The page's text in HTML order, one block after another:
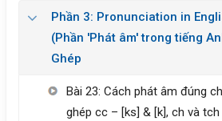
Phần 3: Pronunciation in
(Phần 'Phát âm' trong tiếng
Ghép
Bài 23: Cách phát âm đúng
ghép cc – [ks] & [k], ch và tch